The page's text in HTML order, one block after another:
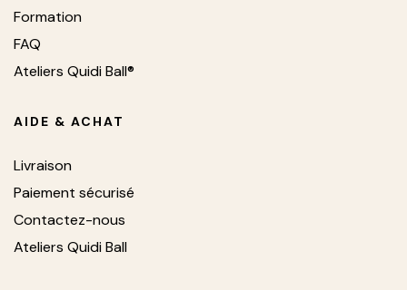
Formation
FAQ
Ateliers Quidi Ball®
AIDE & ACHAT
Livraison
Paiement sécurisé
Contactez-nous
Ateliers Quidi Ball